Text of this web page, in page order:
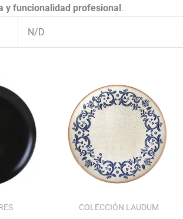
y funcionalidad profesional.
N/D
precios:
desde
42.17€
hasta
55.90€
COLECCIÓN LAUDUM
precios:
desde
74.20€
hasta
116.67€